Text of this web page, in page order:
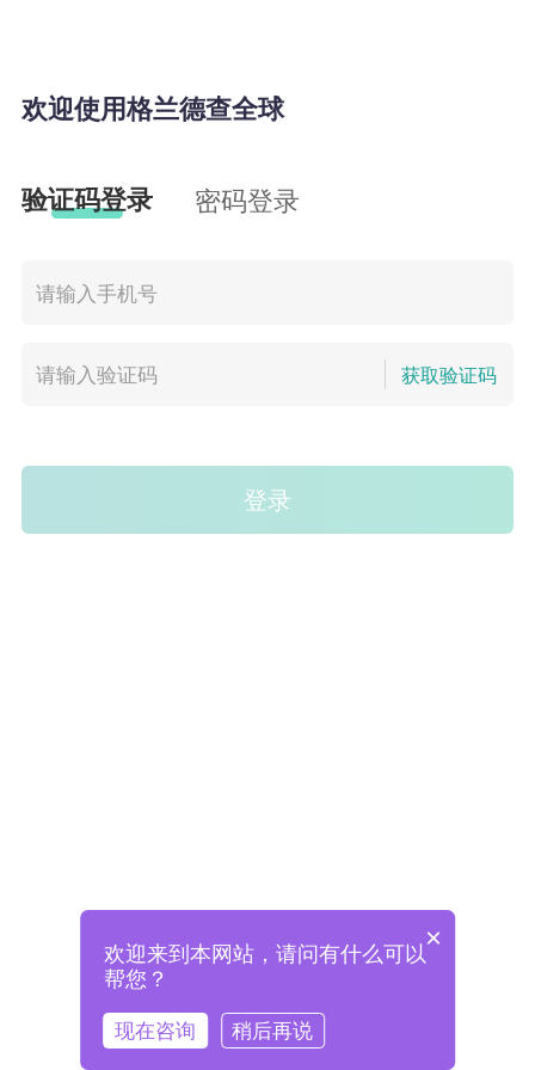
欢迎使用格兰德查全球
验证码登录 密码登录
获取验证码
登录
登录即表示已阅读并同意《格兰德官网用户协议》
×
欢迎来到本网站，请问有什么可以
帮您？
现在咨询 稍后再说